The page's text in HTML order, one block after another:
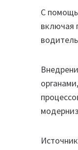
С
включая